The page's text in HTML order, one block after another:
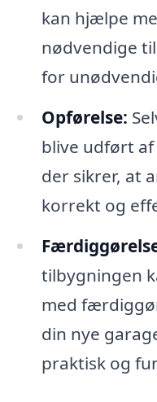
kan hjælpe
nødvendige
for
Opførelse:
blive udført
der sikrer, at
korrekt og
tilbygningen
med
din nye
praktisk og